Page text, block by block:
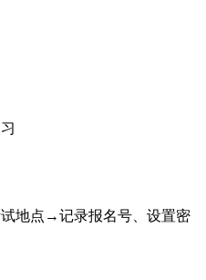
地点→记录报名号、设置密